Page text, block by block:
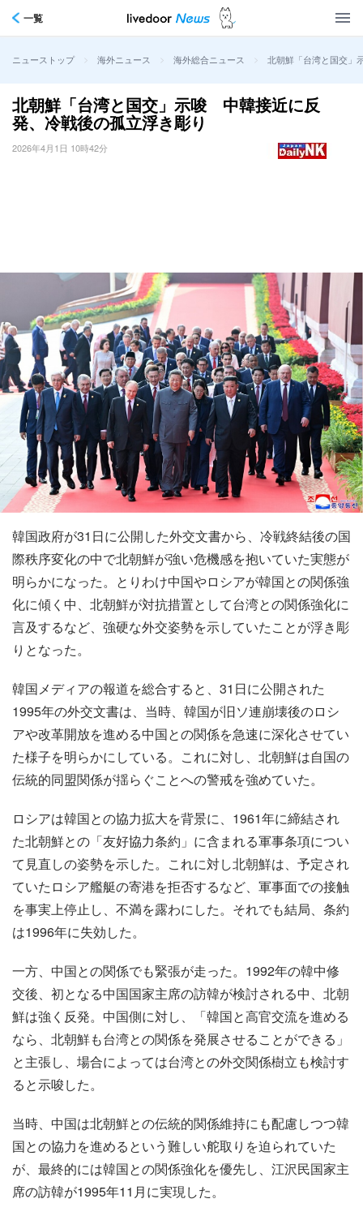
一覧
ニューストップ > 海外ニュース > 海外総合ニュース > 北朝鮮「台湾と国交」
北朝鮮「台湾と国交」示唆 中韓接近に反
発、冷戦後の孤立浮き彫り
2026年4月1日 10時42分
韓国政府が31日に公開した外交文書から、冷戦終結後の国
際秩序変化の中で北朝鮮が強い危機感を抱いていた実態が
明らかになった。とりわけ中国やロシアが韓国との関係強
化に傾く中、北朝鮮が対抗措置として台湾との関係強化に
言及するなど、強硬な外交姿勢を示していたことが浮き彫
りとなった。
韓国メディアの報道を総合すると、31日に公開された
1995年の外交文書は、当時、韓国が旧ソ連崩壊後のロシ
アや改革開放を進める中国との関係を急速に深化させてい
た様子を明らかにしている。これに対し、北朝鮮は自国の
伝統的同盟関係が揺らぐことへの警戒を強めていた。
ロシアは韓国との協力拡大を背景に、1961年に締結され
た北朝鮮との「友好協力条約」に含まれる軍事条項につい
て見直しの姿勢を示した。これに対し北朝鮮は、予定され
ていたロシア艦艇の寄港を拒否するなど、軍事面での接触
を事実上停止し、不満を露わにした。それでも結局、条約
は1996年に失効した。
一方、中国との関係でも緊張が走った。1992年の韓中修
交後、初となる中国国家主席の訪韓が検討される中、北朝
鮮は強く反発。中国側に対し、「韓国と高官交流を進める
なら、北朝鮮も台湾との関係を発展させることができる」
と主張し、場合によっては台湾との外交関係樹立も検討す
ると示唆した。
当時、中国は北朝鮮との伝統的関係維持にも配慮しつつ韓
国との協力を進めるという難しい舵取りを迫られていた
が、最終的には韓国との関係強化を優先し、江沢民国家主
席の訪韓が1995年11月に実現した。